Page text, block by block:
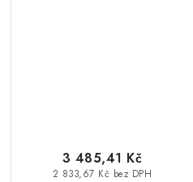
2 833,67 Kč bez DPH
3 485,41 Kč